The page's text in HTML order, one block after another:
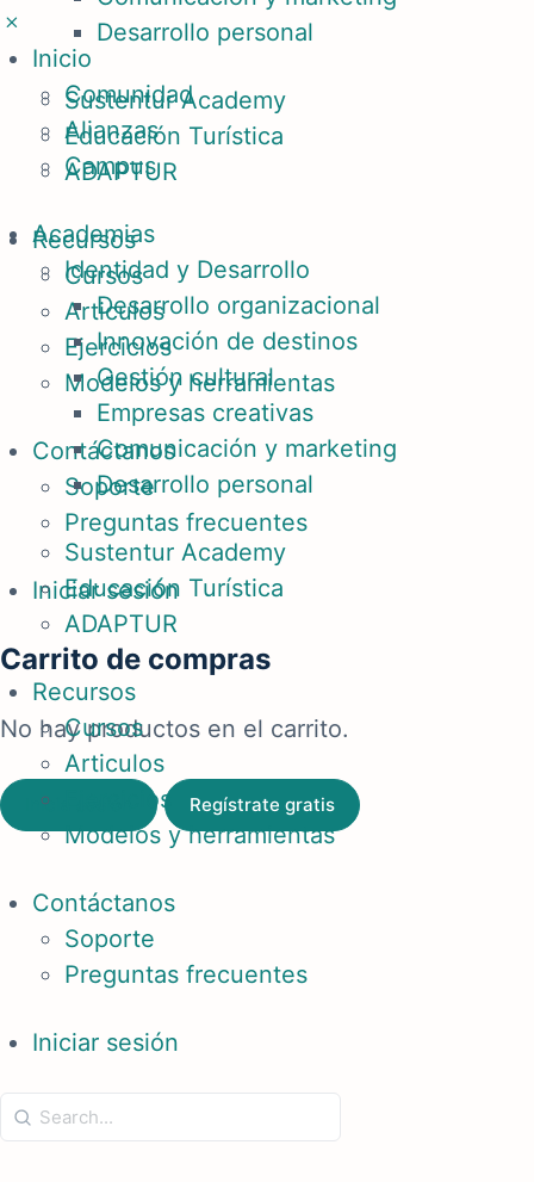
Desarrollo personal
Sustentur Academy
Educación Turística
ADAPTUR
Recursos
Cursos
Articulos
Ejercicios
Modelos y herramientas
Contáctanos
Soporte
Preguntas frecuentes
Iniciar sesión
Carrito de compras
No hay productos en el carrito.
Inicia sesión Regístrate gratis
Inicio
Comunidad
Alianzas
Campus
Academias
Identidad y Desarrollo
Desarrollo organizacional
Innovación de destinos
Gestión cultural
Empresas creativas
Comunicación y marketing
Desarrollo personal
Sustentur Academy
Educación Turística
ADAPTUR
Recursos
Cursos
Articulos
Ejercicios
Modelos y herramientas
Contáctanos
Soporte
Preguntas frecuentes
Iniciar sesión